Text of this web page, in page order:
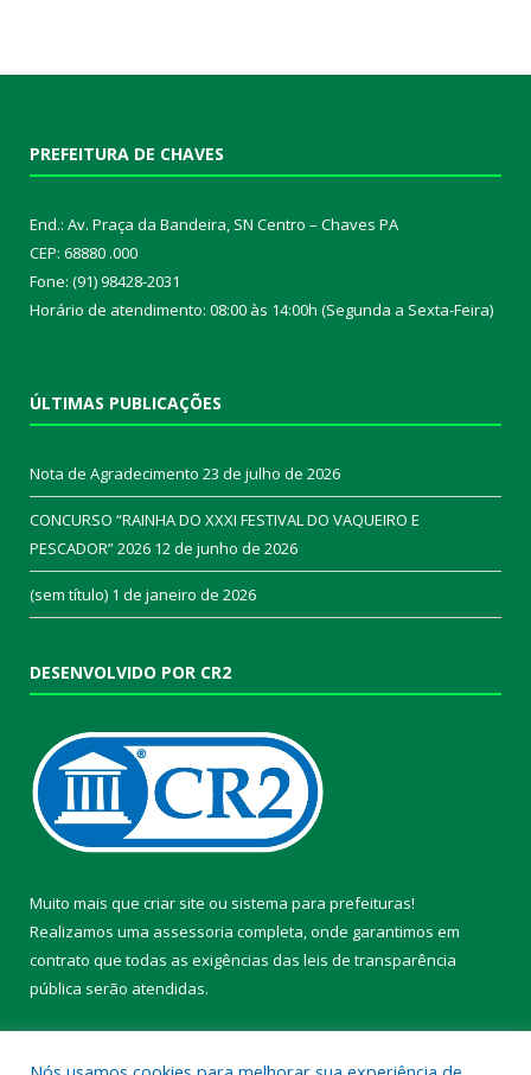
PREFEITURA DE CHAVES
End.: Av. Praça da Bandeira, SN Centro – Chaves PA
CEP: 68880 .000
Fone: (91) 98428-2031
Horário de atendimento: 08:00 às 14:00h (Segunda a Sexta-Feira)
ÚLTIMAS PUBLICAÇÕES
Nota de Agradecimento 23 de julho de 2026
CONCURSO “RAINHA DO XXXI FESTIVAL DO VAQUEIRO E
PESCADOR” 2026 12 de junho de 2026
(sem título) 1 de janeiro de 2026
DESENVOLVIDO POR CR2
Muito mais que criar site ou sistema para prefeituras!
Realizamos uma assessoria completa, onde garantimos em
contrato que todas as exigências das leis de transparência
pública serão atendidas.